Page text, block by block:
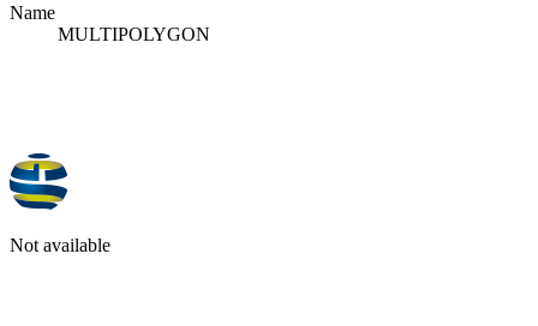
Name
MULTIPOLYGON
Not available